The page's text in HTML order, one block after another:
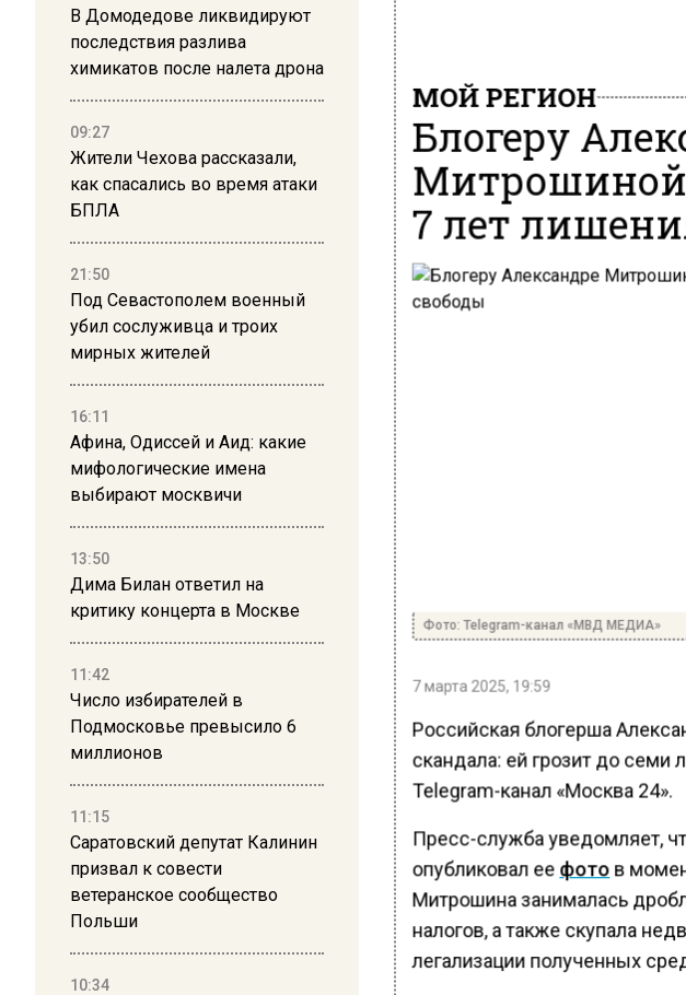
В Домодедове ликвидируют
последствия разлива
химикатов после налета дрона
09:27
Жители Чехова рассказали,
как спасались во время атаки
БПЛА
21:50
Под Севастополем военный
убил сослуживца и троих
мирных жителей
16:11
Афина, Одиссей и Аид: какие
мифологические имена
выбирают москвичи
13:50
Дима Билан ответил на
критику концерта в Москве
11:42
Число избирателей в
Подмосковье превысило 6
миллионов
11:15
Саратовский депутат Калинин
призвал к совести
ветеранское сообщество
Польши
10:34
МОЙ РЕГИОН
Блогеру
Митрошиной
7 лет
Фото: Telegram-канал «МВД МЕДИА»
7 марта 2025, 19:59
Российская блогерша
скандала: ей грозит до
Telegram-канал «Москва 24».
Пресс-служба уведомляет,
опубликовал ее фотов
Митрошина занималась
налогов, а также скупала
легализации полученных